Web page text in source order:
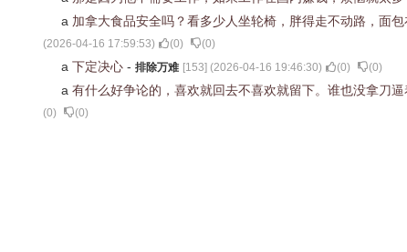
a 加拿大食品安全吗？看多少人坐轮椅，胖得走不动路，面
(2026-04-16 17:59:53) (0) (0)
a 下定决心 - 排除万难 [153] (2026-04-16 19:46:30) (0) (0)
a 有什么好争论的，喜欢就回去不喜欢就留下。谁也没拿刀
(0) (0)